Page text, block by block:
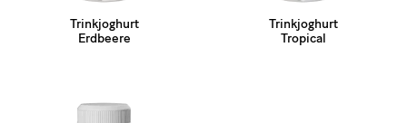
Trinkjoghurt
Erdbeere
Trinkjoghurt
Tropical